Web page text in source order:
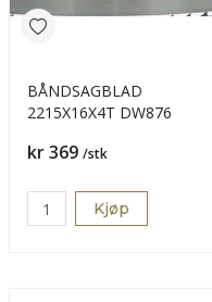
BÅNDSAGBLAD
2215X16X4T DW876
Pris
kr 369 /stk
Kjøp